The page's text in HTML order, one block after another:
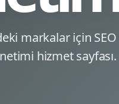
Google Ads Reklam Tasarimi
Kampanya Stratejisi
Performans Reklam Kreatifleri
markalar için
hizmet sayfası.